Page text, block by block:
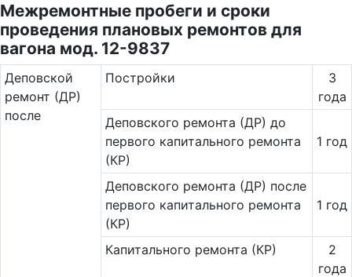
Межремонтные пробеги и сроки
проведения плановых ремонтов для
вагона мод. 12-9837
Де­повс­кой
ремонт (ДР)
после
Постройки
3
года
Деповского ремонта (ДР) до
первого капитального ремонта
(КР)
1 год
Деповского ремонта (ДР) после
первого капитального ремонта
(КР)
1 год
Капитального ремонта (КР)
2
года